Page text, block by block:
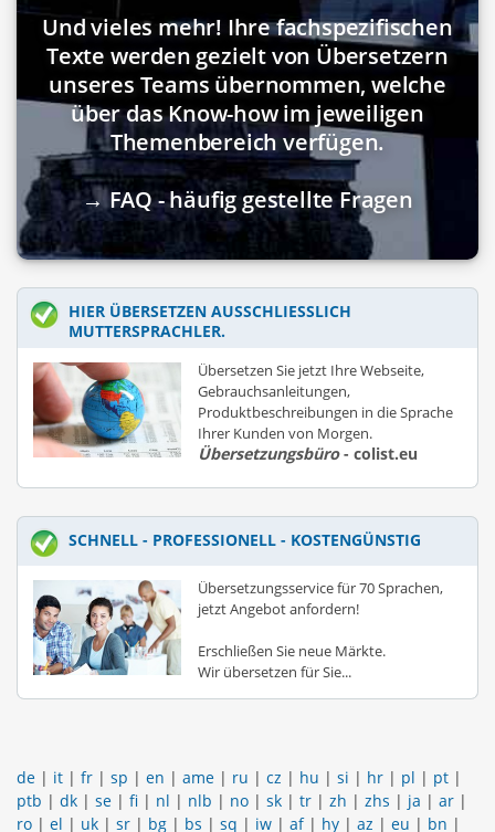
Und vieles mehr! Ihre fachspezifischen
Texte werden gezielt von Übersetzern
unseres Teams übernommen, welche
über das Know-how im jeweiligen
Themenbereich verfügen.
→ FAQ - häufig gestellte Fragen
HIER ÜBERSETZEN AUSSCHLIESSLICH M
UTTERSPRACHLER.
Übersetzen Sie jetzt Ihre Webseite,
Gebrauchsanleitungen,
Produktbeschreibungen in die Sprache
Ihrer Kunden von Morgen.
Übersetzungsbüro- colist.eu
SCHNELL - PROFESSIONELL - KOSTENGÜNSTIG
Übersetzungsservice für 70 Sprachen,
jetzt Angebot anfordern!
Erschließen Sie neue Märkte.
Wir übersetzen für Sie...
de | it | fr | sp | en | ame | ru | cz | hu | si | hr | pl | pt |
ptb | dk | se | fi | nl | nlb | no | sk | tr | zh | zhs | ja | ar |
ro | el | uk | sr | bg | bs | sq | iw | af| hy | az | eu | bn |